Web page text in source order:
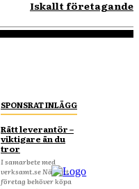
Iskallt företagande
SPONSRAT INLÄGG
Rätt leverantör –
viktigare än du
tror
I samarbete med
verksamt.se När ditt
företag behöver köpa